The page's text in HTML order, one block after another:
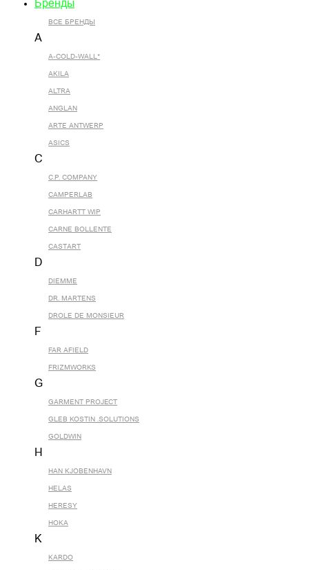
Бренды
ВСЕ БРЕНДЫ
A
A-COLD-WALL*
AKILA
ALTRA
ANGLAN
ARTE ANTWERP
ASICS
C
C.P. COMPANY
CAMPERLAB
CARHARTT WIP
CARNE BOLLENTE
CASTART
D
DIEMME
DR. MARTENS
DROLE DE MONSIEUR
F
FAR AFIELD
FRIZMWORKS
G
GARMENT PROJECT
GLEB KOSTIN .SOLUTIONS
GOLDWIN
H
HAN KJOBENHAVN
HELAS
HERESY
HOKA
K
KARDO